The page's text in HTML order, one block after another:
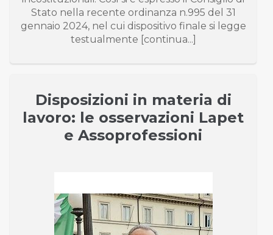
Stato nella recente ordinanza n.995 del 31
gennaio 2024, nel cui dispositivo finale si legge
testualmente [continua...]
Disposizioni in materia di
lavoro: le osservazioni Lapet
e Assoprofessioni